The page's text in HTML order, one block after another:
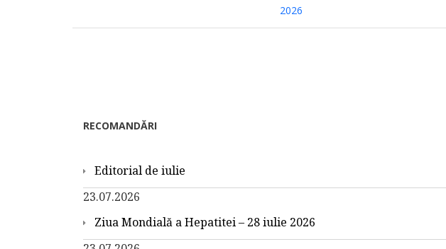
2026
RECOMANDĂRI
Editorial de iulie
23.07.2026
Ziua Mondială a Hepatitei – 28 iulie 2026